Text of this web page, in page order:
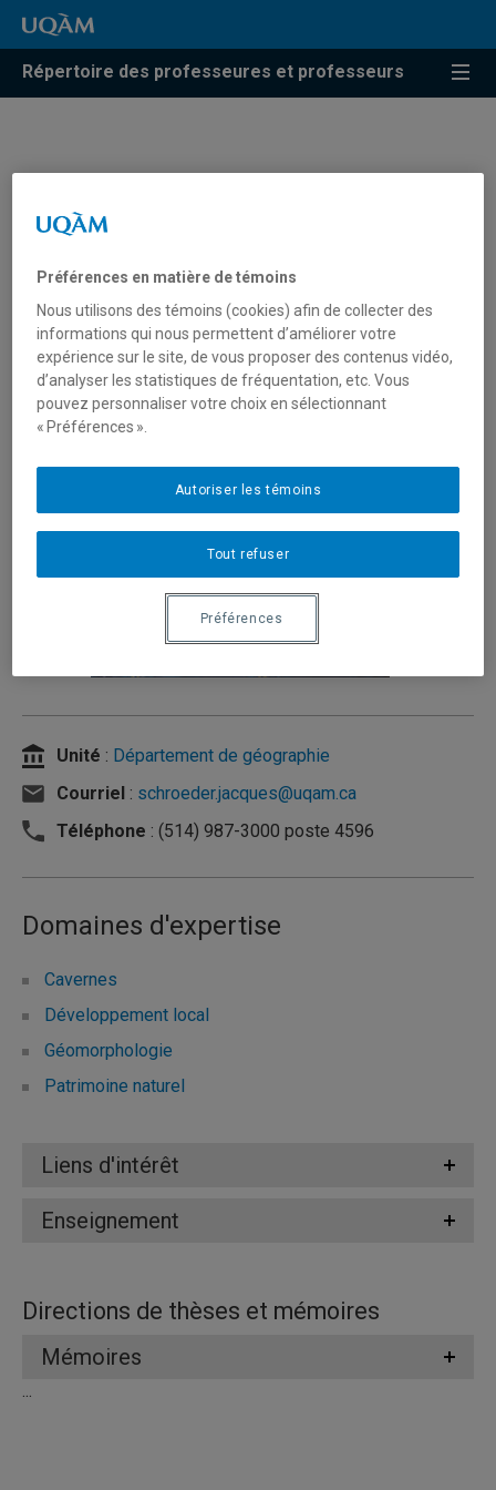
Répertoire des professeures et professeurs
Jacques Schroeder
Unité : Département de géographie
Courriel : schroeder.jacques@uqam.ca
Téléphone : (514) 987-3000 poste 4596
Domaines d'expertise
Cavernes
Développement local
Géomorphologie
Patrimoine naturel
Liens d'intérêt
Enseignement
Directions de thèses et mémoires
Mémoires
...
Préférences en matière de témoins
Nous utilisons des témoins (cookies) afin de collecter des
informations qui nous permettent d’améliorer votre
expérience sur le site, de vous proposer des contenus vidéo,
d’analyser les statistiques de fréquentation, etc. Vous
pouvez personnaliser votre choix en sélectionnant
« Préférences ».
Tout refuser
Autoriser les témoins
Préférences